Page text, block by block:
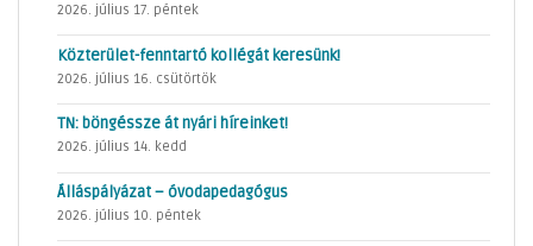
2026. július 17. péntek
Közterület-fenntartó kollégát keresünk!
2026. július 16. csütörtök
TN: böngéssze át nyári híreinket!
2026. július 14. kedd
Álláspályázat – óvodapedagógus
2026. július 10. péntek